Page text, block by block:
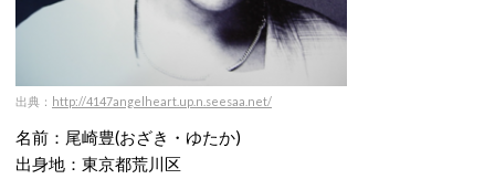
出典： http://4147angelheart.up.n.seesaa.net/
名前：尾崎豊(おざき・ゆたか)
出身地：東京都荒川区